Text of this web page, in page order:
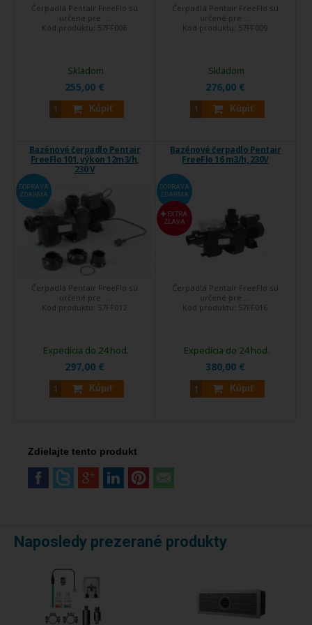
Čerpadlá Pentair FreeFlo sú
určené pre ...
Kód produktu: 57FF006
255,00 €
Kúpiť
Skladom
Čerpadlá Pentair FreeFlo sú
určené pre ...
Kód produktu: 57FF009
276,00 €
Kúpiť
Skladom
Bazénové čerpadlo Pentair
FreeFlo 101, výkon 12m3/h,
230 V
DOPRAVA
ZDARMA
Čerpadlá Pentair FreeFlo sú
určené pre ...
Kód produktu: 57FF012
297,00 €
Kúpiť
Expedícia do 24 hod.
Bazénové čerpadlo Pentair
FreeFlo 16 m3/h, 230V
DOPRAVA
ZDARMA
EXTRA
ZĽAVA
Čerpadlá Pentair FreeFlo sú
určené pre ...
Kód produktu: 57FF016
380,00 €
Kúpiť
Expedícia do 24 hod.
Zdielajte tento produkt
Naposledy prezerané produkty